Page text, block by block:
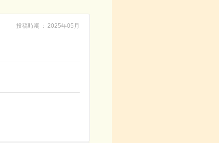
投稿時期 2025年05月